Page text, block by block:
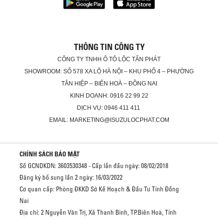
THÔNG TIN CÔNG TY
CÔNG TY TNHH Ô TÔ LỘC TẤN PHÁT
SHOWROOM: SỐ 578 XA LỘ HÀ NỘI – KHU PHỐ 4 – PHƯỜNG
TÂN HIỆP – BIÊN HOÀ – ĐỒNG NAI
KINH DOANH: 0916 22 99 22
DỊCH VỤ: 0946 411 411
EMAIL: MARKETING@ISUZULOCPHAT.COM
CHÍNH SÁCH BẢO MẬT
Số GCNDKDN: 3603530348 - Cấp lần đầu ngày: 08/02/2018
Đăng ký bổ sung lần 2 ngày: 16/03/2022
Cơ quan cấp: Phòng ĐKKD Sở Kế Hoạch & Đầu Tư Tỉnh Đồng
Nai
Địa chỉ: 2 Nguyễn Văn Trị, Xã Thanh Bình, TP.Biên Hoà, Tỉnh